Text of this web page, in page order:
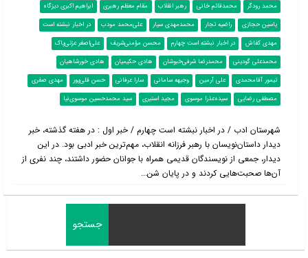
محمد رودگر محمدقائم خانی رهبر انقلاب مقام معظم رهبری
ابراهیم اکبری دیزگاه
یاسین حجازی
راضیه تجار محمدمهدی سیار علی‌محمد مودب
در اخبار نبشته است
مهدی کفاش
در اخبار نبشته است چهارم محسن مؤمنی‌‌شریف
علی‌اصغر عزتی‌پاک
محمدعلی گودینی
محمدرضا شرفی‌خبوشان هادی حکیمیان
هادی خورشاهیان
تیمور آقا‌محمدی
علی آرمین وجیهه سامانی سارا عرفانی حسن قلی‌پور
مهدی صفری
مصطفی رضایی
سیده‌عذرا موسوی مجید استیری سید محمدحسین موسوی‌نیا
شهرستان ادب / در اخبار نبشته است چهارم / خبر اول : در هفته گذشته، خبر
دیدار داستان‌نویسان با رهبر فرزانه انقلاب، مهم‌ترین خبر ادبی بود. در این
دیدار، جمعی از نویسندگان قدیمی همراه با جوانان حضور داشتند، چند نفری از
آن‌ها صحبت‌هایی کردند و در پایان شن...